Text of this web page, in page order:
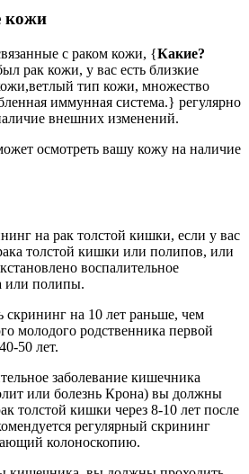
кожи
с раком кожи, {Какие?
рак кожи, у вас есть близкие
тип кожи, множество
иммунная система.} регулярно
внешних изменений.
осмотреть вашу кожу на наличие
на рак толстой кишки, если у вас
толстой кишки или полипов, или
воспалительное
или полипы.
скрининг на 10 лет раньше, чем
молодого родственника первой
50 лет.
заболевание кишечника
или болезнь Крона) вы должны
толстой кишки через 8-10 лет после
регулярный скрининг
колоноскопию.